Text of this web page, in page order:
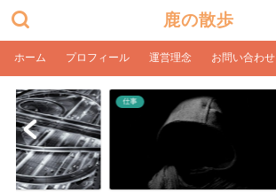
鹿の散歩
ホーム プロフィール 運営理念 お問い合わせ
仕事